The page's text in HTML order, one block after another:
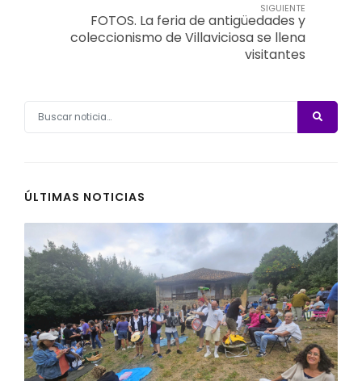
SIGUIENTE
FOTOS. La feria de antigüedades y
coleccionismo de Villaviciosa se llena
visitantes
ÚLTIMAS NOTICIAS